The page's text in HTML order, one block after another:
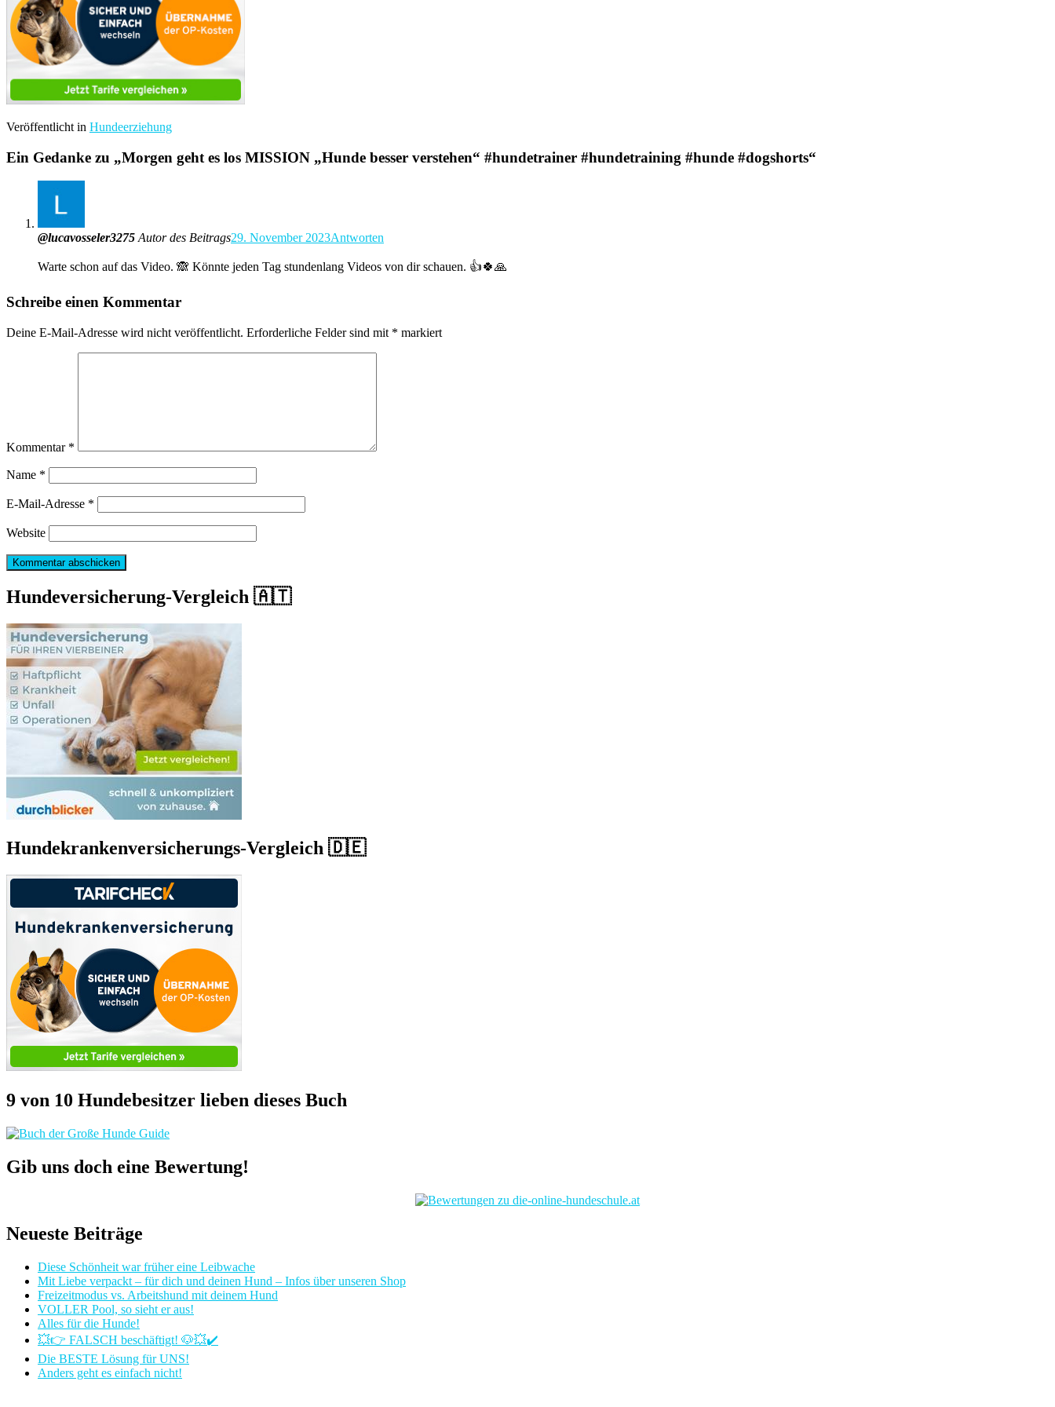
Veröffentlicht in Hundeerziehung
Ein Gedanke zu „Morgen geht es los MISSION „Hunde besser verstehen“ #hundetrainer #hundetraining #hunde #dogshorts“
@lucavosseler3275 Autor des Beitrags29. November 2023Antworten
Warte schon auf das Video. 🙈 Könnte jeden Tag stundenlang Videos von dir schauen. 👍🍀🙏
Schreibe einen Kommentar
Deine E-Mail-Adresse wird nicht veröffentlicht. Erforderliche Felder sind mit * markiert
Kommentar *
Name *
E-Mail-Adresse *
Website
Hundeversicherung-Vergleich 🇦🇹
Hundekrankenversicherungs-Vergleich 🇩🇪
9 von 10 Hundebesitzer lieben dieses Buch
Gib uns doch eine Bewertung!
Neueste Beiträge
Diese Schönheit war früher eine Leibwache
Mit Liebe verpackt – für dich und deinen Hund – Infos über unseren Shop
Freizeitmodus vs. Arbeitshund mit deinem Hund
VOLLER Pool, so sieht er aus!
Alles für die Hunde!
💥👉 FALSCH beschäftigt! 🐶💥✔️
Die BESTE Lösung für UNS!
Anders geht es einfach nicht!